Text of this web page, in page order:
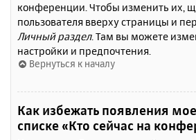
конференции. Чтобы изменить их,
пользователя вверху страницы и
Личный раздел. Там вы можете
настройки и предпочтения.
Вернуться к началу
Как избежать появления
списке «Кто сейчас на